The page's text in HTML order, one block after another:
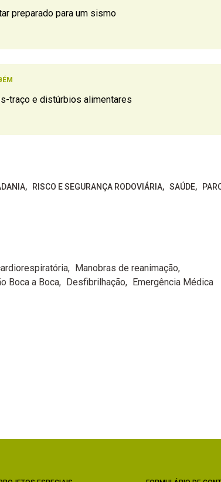
preparado para um sismo
traço e distúrbios alimentares
RISCO E SEGURANÇA RODOVIÁRIA SAÚDE
Manobras de reanimação
Boca a Boca Desfibrilhação Emergência Médica